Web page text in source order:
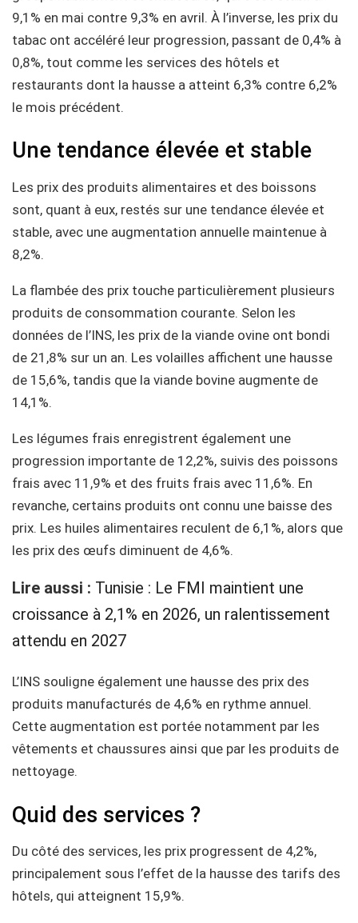
9,1% en mai contre 9,3% en avril. À l’inverse, les prix du
tabac ont accéléré leur progression, passant de 0,4% à
0,8%, tout comme les services des hôtels et
restaurants dont la hausse a atteint 6,3% contre 6,2%
le mois précédent.
Une tendance élevée et stable
Les prix des produits alimentaires et des boissons
sont, quant à eux, restés sur une tendance élevée et
stable, avec une augmentation annuelle maintenue à
8,2%.
La flambée des prix touche particulièrement plusieurs
produits de consommation courante. Selon les
données de l’INS, les prix de la viande ovine ont bondi
de 21,8% sur un an. Les volailles affichent une hausse
de 15,6%, tandis que la viande bovine augmente de
14,1%.
Les légumes frais enregistrent également une
progression importante de 12,2%, suivis des poissons
frais avec 11,9% et des fruits frais avec 11,6%. En
revanche, certains produits ont connu une baisse des
prix. Les huiles alimentaires reculent de 6,1%, alors que
les prix des œufs diminuent de 4,6%.
Lire aussi : Tunisie : Le FMI maintient une
croissance à 2,1% en 2026, un ralentissement
attendu en 2027
L’INS souligne également une hausse des prix des
produits manufacturés de 4,6% en rythme annuel.
Cette augmentation est portée notamment par les
vêtements et chaussures ainsi que par les produits de
nettoyage.
Quid des services ?
Du côté des services, les prix progressent de 4,2%,
principalement sous l’effet de la hausse des tarifs des
hôtels, qui atteignent 15,9%.